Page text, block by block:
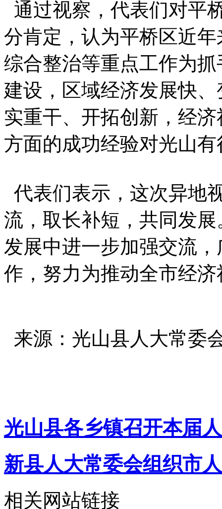
通过视察，代表们对平
分肯定，认为平桥区近
综合整治等重点工作为
建设，区域经济发展快
实重干、开拓创新，经
方面的成功经验对光山
代表们表示，这次异地
流，取长补短，共同发
发展中进一步加强交流
作，努力为推动全市经
来源：光山县人大常委
光山县各乡镇召开本届
新县人大常委会组织市
相关网站链接